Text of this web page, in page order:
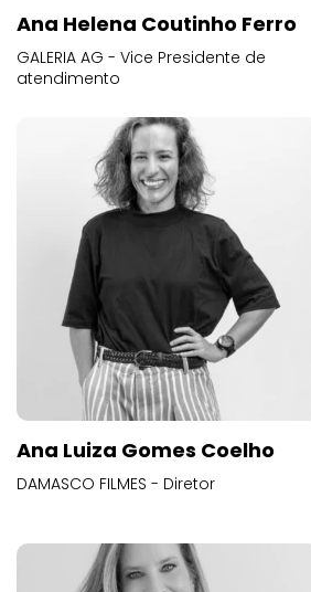
Ana Helena Coutinho Ferro
GALERIA AG - Vice Presidente de
atendimento
Ana Luiza Gomes Coelho
DAMASCO FILMES - Diretor